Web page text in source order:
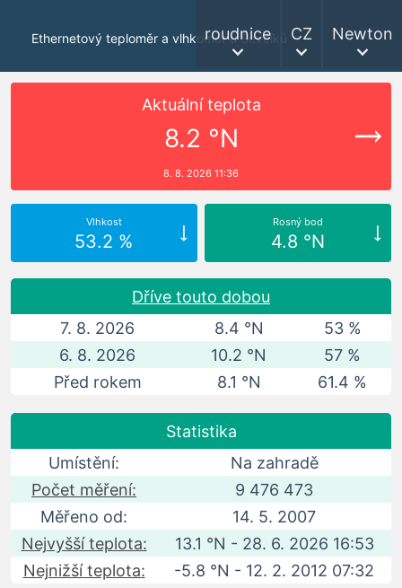
Ethernetový teploměr a vlhkoměr u Ševčíků
roudnice CZ Newton
Aktuální teplota
8.2 °N
8. 8. 2026 11:36
Vlhkost
53.2 %
Rosný bod
4.8 °N
Dříve touto dobou
7. 8. 2026
8.4 °N
53 %
6. 8. 2026
10.2 °N
57 %
Před rokem
8.1 °N 61.4 %
Statistika
Umístění:
Na zahradě
Počet měření:
9 476 473
Měřeno od:
14. 5. 2007
Nejvyšší teplota:
13.1 °N - 28. 6. 2026 16:53
Nejnižší teplota:
-5.8 °N - 12. 2. 2012 07:32